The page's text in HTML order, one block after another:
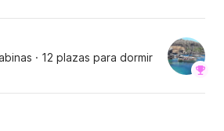
· 12 plazas para dormir